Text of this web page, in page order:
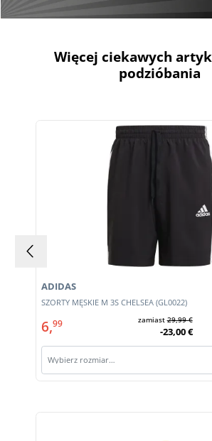
Więcej ciekawych
podzióbania
Pomiń galerię produktów
SZORTY MĘSKIE M 3S CHELSEA (GL0022)
ADIDAS
6,99 zamiast29,99 €
-23,00 €
Wybierz rozmiar…